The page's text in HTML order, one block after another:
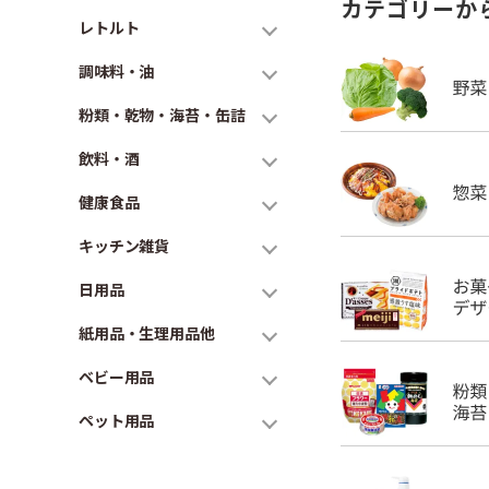
レトルト
調味料・油
粉類・乾物・海苔・缶詰
飲料・酒
健康食品
キッチン雑貨
日用品
紙用品・生理用品他
ベビー用品
ペット用品
カテゴリーか